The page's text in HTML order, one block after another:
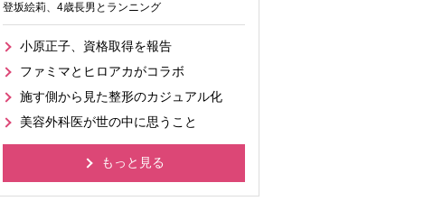
登坂絵莉、4歳長男とランニング
小原正子、資格取得を報告
ファミマとヒロアカがコラボ
施す側から見た整形のカジュアル化
美容外科医が世の中に思うこと
もっと見る